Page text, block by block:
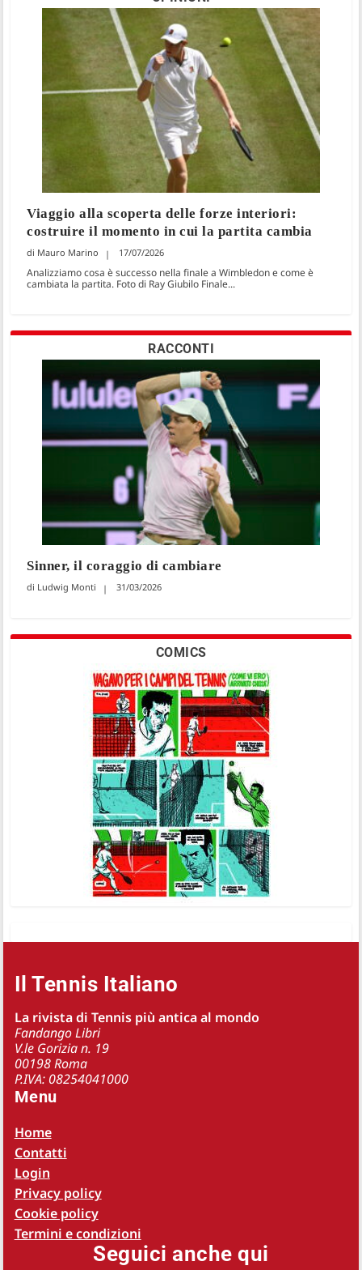
Viaggio alla scoperta delle forze interiori:
costruire il momento in cui la partita cambia
Mauro Marino 17/07/2026
Analizziamo cosa è successo nella finale a Wimbledon e come è
cambiata la partita. Foto di Ray Giubilo Finale...
RACCONTI
Sinner, il coraggio di cambiare
Ludwig Monti 31/03/2026
COMICS
Il Tennis Italiano
La rivista di Tennis più antica al mondo
Fandango Libri
V.le Gorizia n. 19
00198 Roma
P.IVA: 08254041000
Menu
Home
Contatti
Login
Privacy policy
Cookie policy
Termini e condizioni
Seguici anche qui